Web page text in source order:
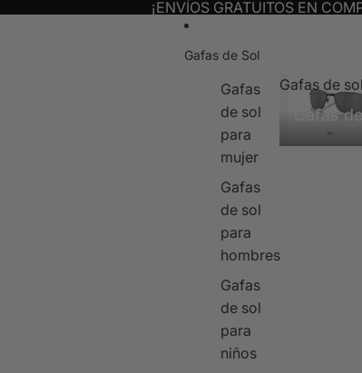
¡ENVÍOS GRATUITOS EN
Gafas de Sol
Gafas
de sol
para
mujer
Gafas
de sol
para
hombres
Gafas
de sol
para
niños
Gafas de sol
Gafas